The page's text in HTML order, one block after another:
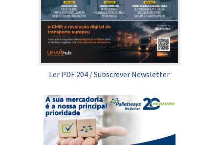
Ler PDF 204 /Subscrever Newsletter